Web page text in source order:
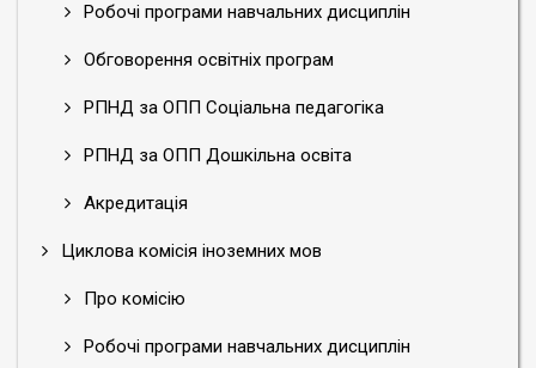
Робочі програми навчальних дисциплін
Обговорення освітніх програм
РПНД за ОПП Соціальна педагогіка
РПНД за ОПП Дошкільна освіта
Акредитація
Циклова комісія іноземних мов
Про комісію
Робочі програми навчальних дисциплін